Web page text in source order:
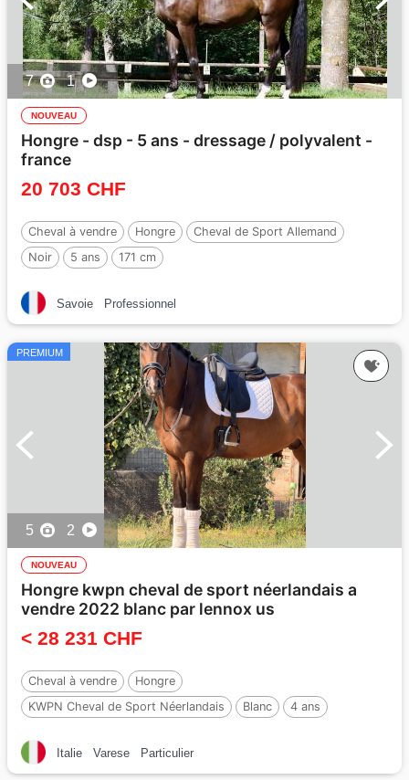
7 1
NOUVEAU
Hongre - dsp - 5 ans - dressage / polyvalent -
france
20 703 CHF
Cheval à vendre Hongre
Cheval de Sport Allemand
Noir
5 ans 171 cm
Savoie Professionnel
PREMIUM
5 2
NOUVEAU
Hongre kwpn cheval de sport néerlandais a
vendre 2022 blanc par lennox us
< 28 231 CHF
Cheval à vendre
Hongre
KWPN Cheval de Sport Néerlandais
Blanc
4 ans
Italie
Varese Particulier